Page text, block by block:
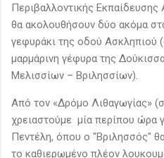
Περιβαλλοντικής
θα ακολουθήσουν δύο ακόμα
γεφυράκι της οδού Ασκληπιού
μαρμάρινη γέφυρα της
Μελισσίων – Βριλησσίων).
Από τον «Δρόμο Λιθαγωγίας»
χρειαστούμε μία περίπου ώρα
Πεντέλη, όπου ο "Βριλησσός"
το καθιερωμένο πλέον